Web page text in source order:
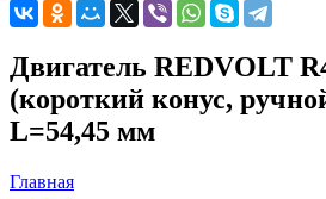
Двигатель REDVOLT
(короткий конус,
L=54,45 мм
Главная